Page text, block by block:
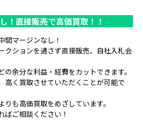
！直接販売で高価買取！！
間マージンなし！
クションを通さず直接販売、自社入札会
の余分な利益・経費をカットできます。
高く買取させていただくことが可能で
も高価買取をめざしています。
ばご相談ください！